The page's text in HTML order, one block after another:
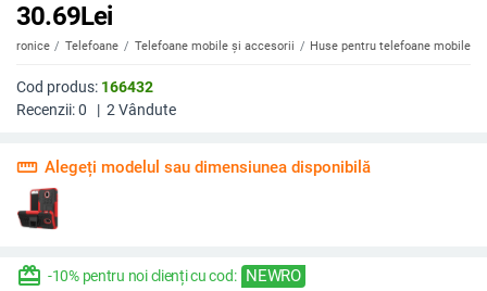
30.69Lei
Telefoane Telefoane mobile și accesorii Huse pentru telefoane mobile
Cod produs: 166432
Recenzii:0 | 2 Vândute
straighten Alegeți modelul sau dimensiunea disponibilă
redeem -10% pentru noi clienți cu cod: NEWRO